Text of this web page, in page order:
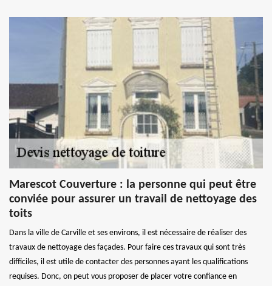
Marescot Couverture : la personne qui peut être
conviée pour assurer un travail de nettoyage des
toits
Dans la ville de Carville et ses environs, il est nécessaire de réaliser des
travaux de nettoyage des façades. Pour faire ces travaux qui sont très
difficiles, il est utile de contacter des personnes ayant les qualifications
requises. Donc, on peut vous proposer de placer votre confiance en